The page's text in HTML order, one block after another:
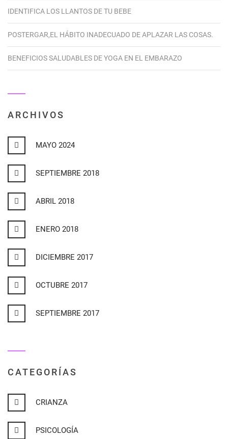
IDENTIFICA LOS LLANTOS DE TU BEBE
POSTERGAR,EL HÁBITO INADECUADO DE APLAZAR LAS COSAS.
BENEFICIOS SALUDABLES DE YOGA EN EL EMBARAZO
ARCHIVOS
MAYO 2024
SEPTIEMBRE 2018
ABRIL 2018
ENERO 2018
DICIEMBRE 2017
OCTUBRE 2017
SEPTIEMBRE 2017
CATEGORÍAS
CRIANZA
PSICOLOGÍA